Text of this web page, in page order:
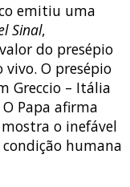
emitiu uma
Sinal,
do presépio
O presépio
Greccio – Itália
O Papa afirma
o inefável
humana